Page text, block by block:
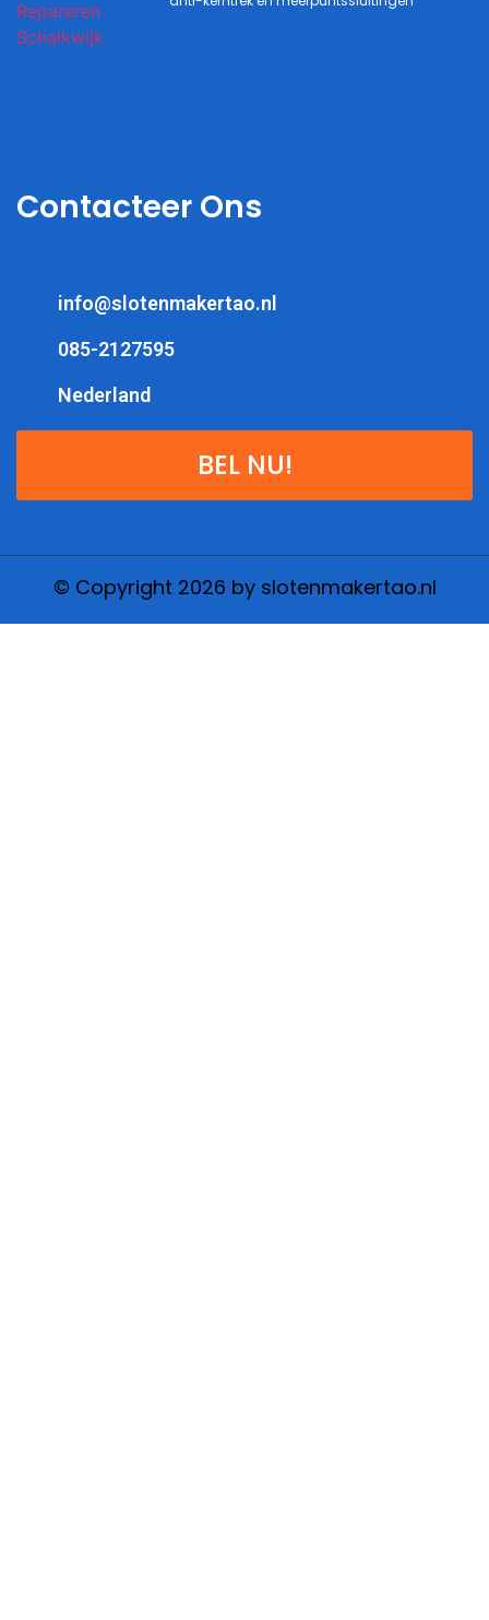
Contacteer Ons
info@slotenmakertao.nl
085-2127595
Nederland
BEL NU!
© Copyright 2026 by slotenmakertao.nl